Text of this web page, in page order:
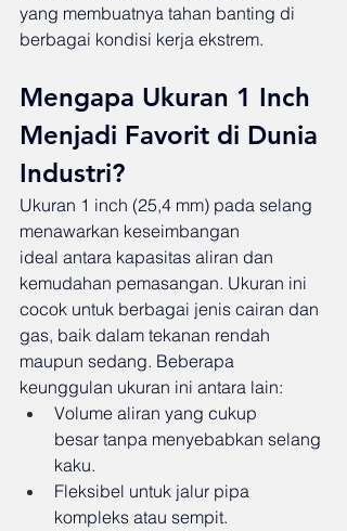
yang membuatnya tahan banting di
berbagai kondisi kerja ekstrem.
Mengapa Ukuran 1 Inch
Menjadi Favorit di Dunia
Industri?
Ukuran 1 inch (25,4 mm) pada selang
menawarkan keseimbangan
ideal antara kapasitas aliran dan
kemudahan pemasangan. Ukuran ini
cocok untuk berbagai jenis cairan dan
gas, baik dalam tekanan rendah
maupun sedang. Beberapa
keunggulan ukuran ini antara lain:
Volume aliran yang cukup
besar tanpa menyebabkan selang
kaku.
Fleksibel untuk jalur pipa
kompleks atau sempit.